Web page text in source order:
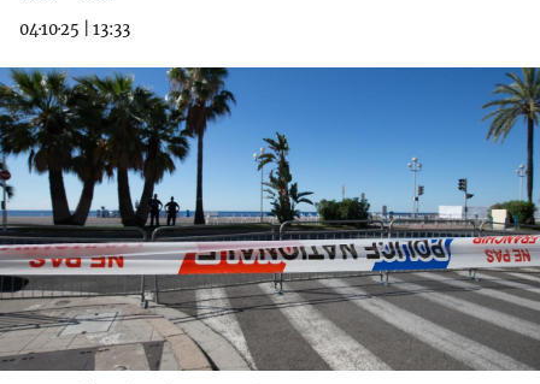
04·10·25 13:33